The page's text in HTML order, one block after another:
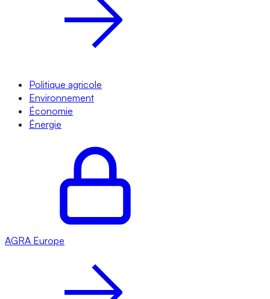
Politique agricole
Environnement
Économie
Énergie
AGRA Europe